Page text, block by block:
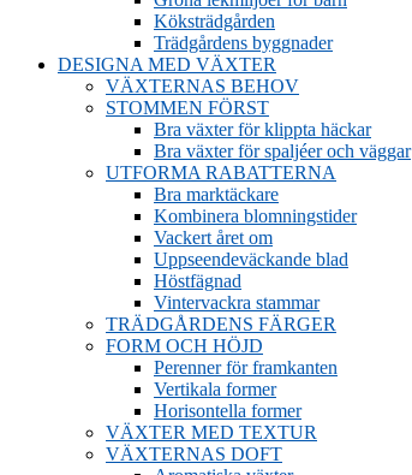
Köksträdgården
Trädgårdens byggnader
DESIGNA MED VÄXTER
VÄXTERNAS BEHOV
STOMMEN FÖRST
Bra växter för klippta häckar
Bra växter för spaljéer och väggar
UTFORMA RABATTERNA
Bra marktäckare
Kombinera blomningstider
Vackert året om
Uppseendeväckande blad
Höstfägnad
Vintervackra stammar
TRÄDGÅRDENS FÄRGER
FORM OCH HÖJD
Perenner för framkanten
Vertikala former
Horisontella former
VÄXTER MED TEXTUR
VÄXTERNAS DOFT